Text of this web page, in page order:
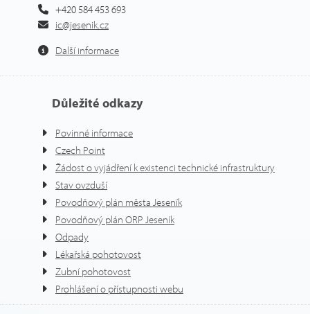
+420 584 453 693
ic@jesenik.cz
Další informace
Důležité odkazy
Povinné informace
Czech Point
Žádost o vyjádření k existenci technické infrastruktury
Stav ovzduší
Povodňový plán města Jeseník
Povodňový plán ORP Jeseník
Odpady
Lékařská pohotovost
Zubní pohotovost
Prohlášení o přístupnosti webu